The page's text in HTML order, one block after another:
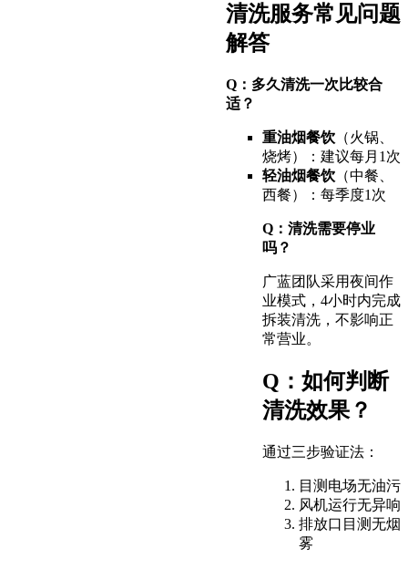
清洗服务常见问题
解答
Q：多久清洗一次比较合
适？
重油烟餐饮 （火锅、
烧烤）：建议每月1次
轻油烟餐饮 （中餐、
西餐）：每季度1次
Q：清洗需要停业
吗？
广蓝团队采用夜间作
业模式，4小时内完成
拆装清洗，不影响正
常营业。
Q：如何判断
清洗效果？
通过三步验证法：
目测电场无油污
风机运行无异响
排放口目测无烟
雾